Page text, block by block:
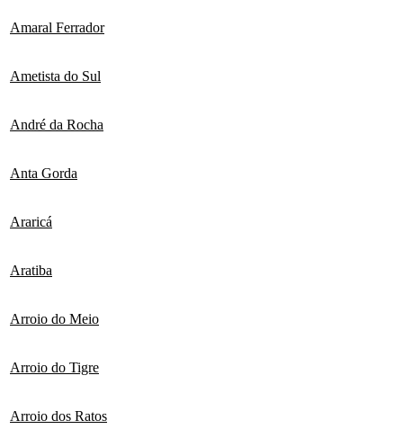
Amaral Ferrador
Ametista do Sul
André da Rocha
Anta Gorda
Araricá
Aratiba
Arroio do Meio
Arroio do Tigre
Arroio dos Ratos